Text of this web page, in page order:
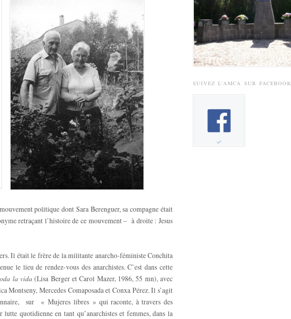
politique dont Sara Berenguer, sa compagne était
retraçant l’histoire de ce mouvement – à droite : Jesus
Il était le frère de la militante anarcho-féministe Conchita
le lieu de rendez-vous des anarchistes. C’est dans cette
la vida (Lisa Berger et Carol Mazer, 1986, 55 mn), avec
Montseny, Mercedes Comaposada et Conxa Pérez. Il s’agit
sur « Mujeres libres » qui raconte, à travers des
quotidienne en tant qu’anarchistes et femmes, dans la
SUIVEZ L’AMCA SUR FACEBOOK